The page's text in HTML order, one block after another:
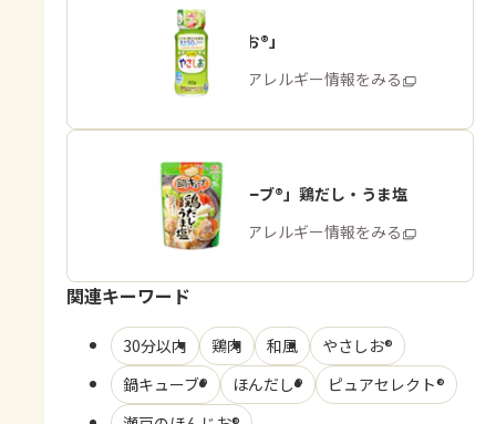
「やさしお®」
商品・アレルギー情報をみる
「鍋キューブ®」鶏だし・うま塩
商品・アレルギー情報をみる
関連キーワード
30分以内 鶏肉 和風
やさしお®
鍋キューブ®
ほんだし®
ピュアセレクト®